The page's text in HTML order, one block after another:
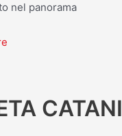
nel panorama